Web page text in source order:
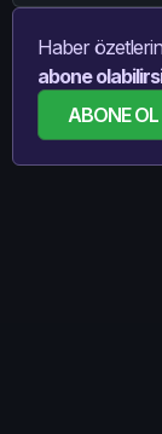
Haber
abone
ABONE OL